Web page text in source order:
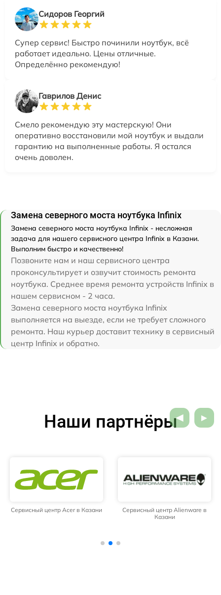
Сидоров Георгий
Супер сервис! Быстро починили ноутбук, всё
работает идеально. Цены отличные.
Определённо рекомендую!
Гаврилов Денис
Смело рекомендую эту мастерскую! Они
оперативно восстановили мой ноутбук и выдали
гарантию на выполненные работы. Я остался
очень доволен.
Замена северного моста ноутбука Infinix
Замена северного моста ноутбука Infinix - несложная
задача для нашего сервисного центра Infinix в Казани.
Выполним быстро и качественно!
Позвоните нам и наш сервисного центра
проконсультирует и озвучит стоимость ремонта
ноутбука. Среднее время ремонта устройств Infinix в
нашем сервисном - 2 часа.
Замена северного моста ноутбука Infinix
выполняется на выезде, если не требует сложного
ремонта. Наш курьер доставит технику в сервисный
центр Infinix и обратно.
Наши партнёры
Сервисный центр Acer в Казани
Сервисный центр Alienware в
Казани